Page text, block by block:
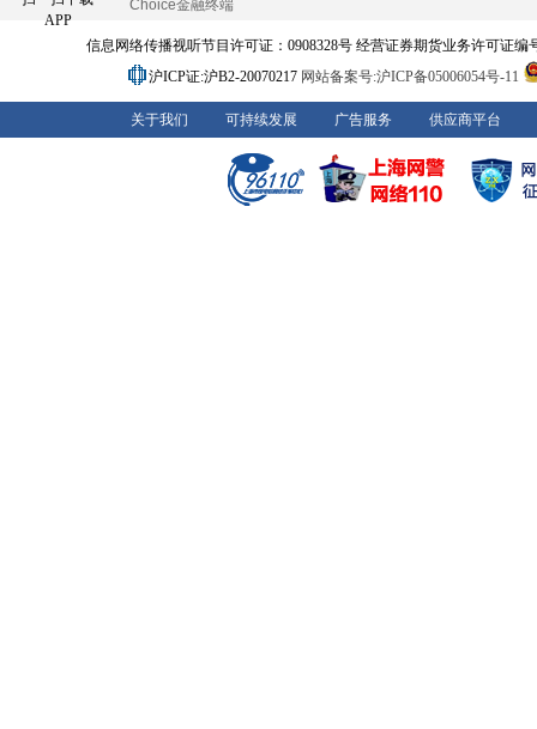
APP
Choice金融终端
信息网络传播视听节目许可证：0908328号 经营证券期货业务许可证编
沪ICP证:沪B2-20070217 网站备案号:沪ICP备05006054号-11
关于我们 可持续发展 广告服务 供应商平台